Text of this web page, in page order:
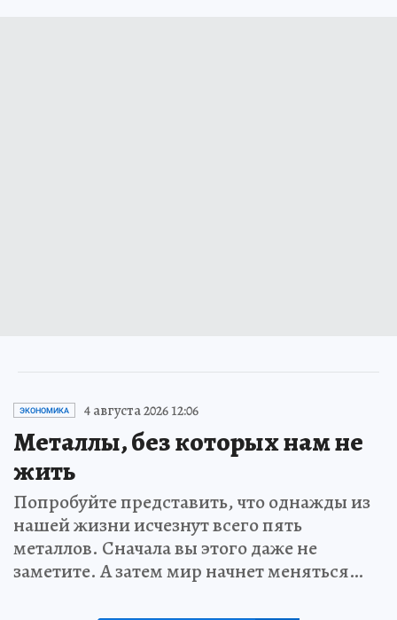
ЭКОНОМИКА 4 августа 2026 12:06
Металлы, без которых нам не
жить
Попробуйте представить, что однажды из
нашей жизни исчезнут всего пять
металлов. Сначала вы этого даже не
заметите. А затем мир начнет меняться…